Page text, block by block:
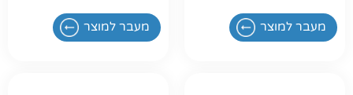
מעבר למוצר מעבר למוצר